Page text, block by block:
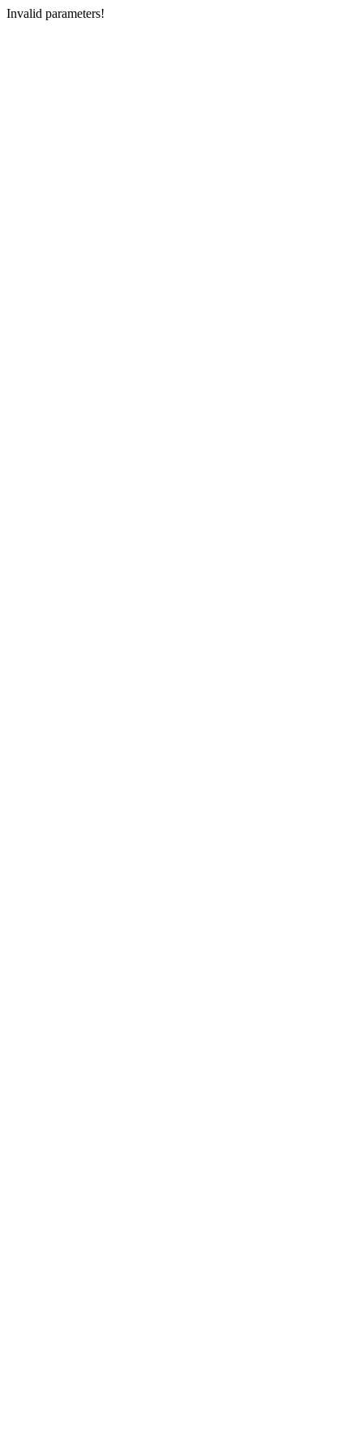
Invalid parameters!